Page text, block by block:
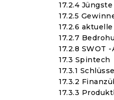
17.2.4
17.2.5
17.2.6
17.2.7
17.2.8 SWOT
17.3 Spintech
17.3.1
17.3.2
17.3.3